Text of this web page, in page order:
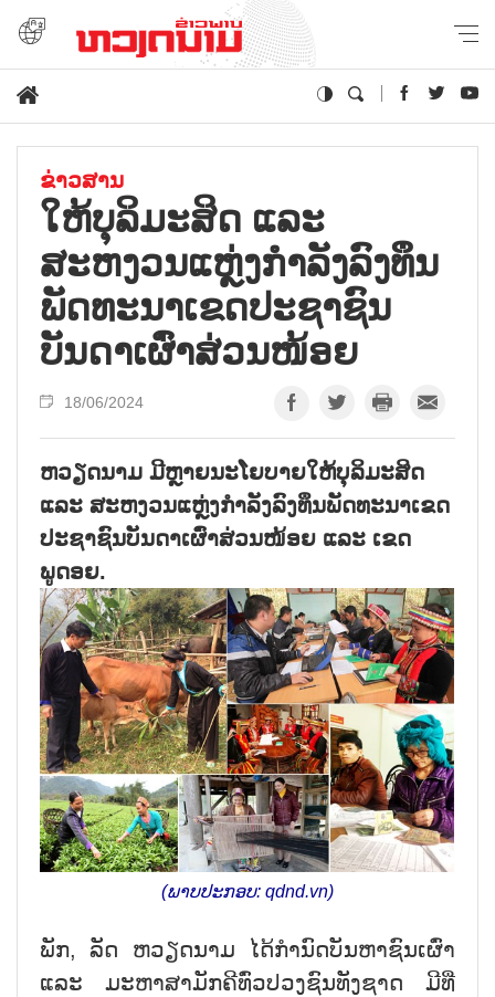
ຂ່າວສານ
ໃຫ້ບຸລິມະສິດ ແລະ
ສະຫງວນແຫຼ່ງກຳລັງລົງທຶນ
ພັດທະນາເຂດປະຊາຊົນ
ບັນດາເຜົ່າສ່ວນໜ້ອຍ
18/06/2024
ຫວຽດນາມ ມີຫຼາຍນະໂຍບາຍໃຫ້ບຸລິມະສິດ
ແລະ ສະຫງວນແຫຼ່ງກຳລັງລົງທຶນພັດທະນາເຂດ
ປະຊາຊົນບັນດາເຜົ່າສ່ວນໜ້ອຍ ແລະ ເຂດ
ພູດອຍ.
(ພາບປະກອບ: qdnd.vn)
ພັກ, ລັດ ຫວຽດນາມ ໄດ້ກຳນົດບັນຫາຊົນເຜົ່າ
ແລະ ມະຫາສາມັກຄີທົ່ວປວງຊົນທັງຊາດ ມີທີ່